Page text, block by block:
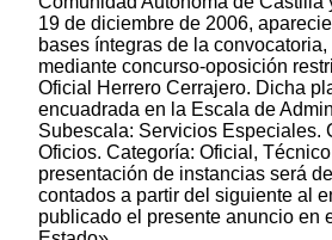
19 de diciembre de 2006,
bases íntegras de la
mediante concurso-oposición
Oficial Herrero Cerrajero. Dicha
encuadrada en la Escala de
Subescala: Servicios Especiales.
Oficios. Categoría: Oficial,
presentación de instancias será
contados a partir del siguiente al
publicado el presente anuncio en